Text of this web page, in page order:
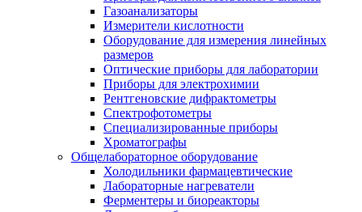
Газоанализаторы
Измерители кислотности
Оборудование для измерения линейных
размеров
Оптические приборы для лаборатории
Приборы для электрохимии
Рентгеновские дифрактометры
Спектрофотометры
Специализированные приборы
Хроматографы
Общелабораторное оборудование
Холодильники фармацевтические
Лабораторные нагреватели
Ферментеры и биореакторы